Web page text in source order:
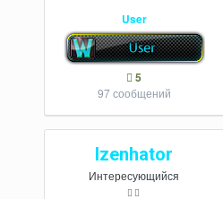
User
5
97 сообщений
Izenhator
Интересующийся